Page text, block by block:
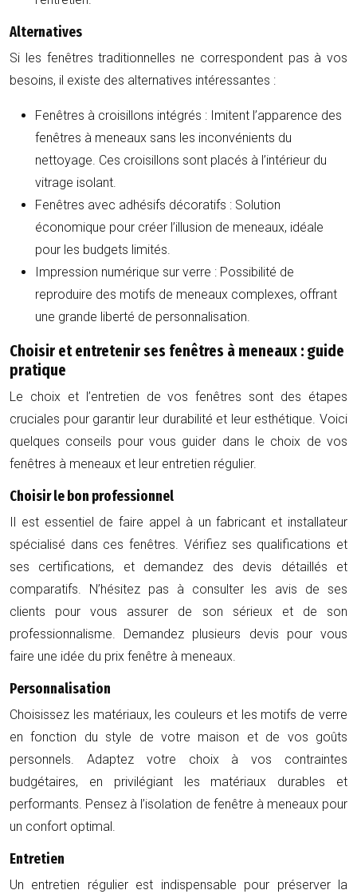
Alternatives
Si les fenêtres traditionnelles ne correspondent pas à vos
besoins, il existe des alternatives intéressantes :
Fenêtres à croisillons intégrés : Imitent l’apparence des
fenêtres à meneaux sans les inconvénients du
nettoyage. Ces croisillons sont placés à l’intérieur du
vitrage isolant.
Fenêtres avec adhésifs décoratifs : Solution
économique pour créer l’illusion de meneaux, idéale
pour les budgets limités.
Impression numérique sur verre : Possibilité de
reproduire des motifs de meneaux complexes, offrant
une grande liberté de personnalisation.
Choisir et entretenir ses fenêtres à meneaux : guide
pratique
Le choix et l’entretien de vos fenêtres sont des étapes
cruciales pour garantir leur durabilité et leur esthétique. Voici
quelques conseils pour vous guider dans le choix de vos
fenêtres à meneaux et leur entretien régulier.
Choisir le bon professionnel
Il est essentiel de faire appel à un fabricant et installateur
spécialisé dans ces fenêtres. Vérifiez ses qualifications et
ses certifications, et demandez des devis détaillés et
comparatifs. N’hésitez pas à consulter les avis de ses
clients pour vous assurer de son sérieux et de son
professionnalisme. Demandez plusieurs devis pour vous
faire une idée du prix fenêtre à meneaux.
Personnalisation
Choisissez les matériaux, les couleurs et les motifs de verre
en fonction du style de votre maison et de vos goûts
personnels. Adaptez votre choix à vos contraintes
budgétaires, en privilégiant les matériaux durables et
performants. Pensez à l’isolation de fenêtre à meneaux pour
un confort optimal.
Entretien
Un entretien régulier est indispensable pour préserver la